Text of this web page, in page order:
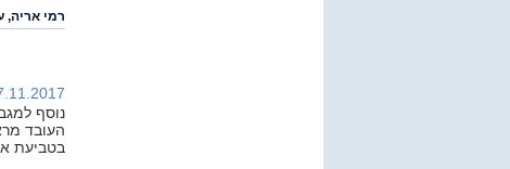
רמי אריה,
|
נוסף
העובד
בטביעת